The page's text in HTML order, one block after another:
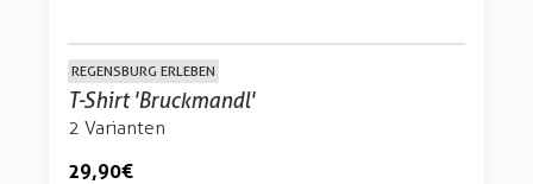
REGENSBURG ERLEBEN
T-Shirt 'Bruckmandl'
2 Varianten
29,90 €